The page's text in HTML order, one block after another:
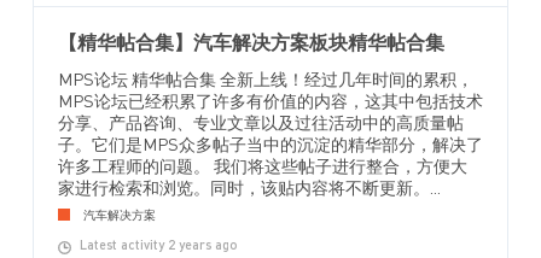
【精华帖合集】汽车解决方案板块精华帖合集
MPS论坛 精华帖合集 全新上线！经过几年时间的累积，
MPS论坛已经积累了许多有价值的内容，这其中包括技术
分享、产品咨询、专业文章以及过往活动中的高质量帖
子。它们是MPS众多帖子当中的沉淀的精华部分，解决了
许多工程师的问题。 我们将这些帖子进行整合，方便大
家进行检索和浏览。同时，该贴内容将不断更新。...
汽车解决方案
Latest activity 2 years ago